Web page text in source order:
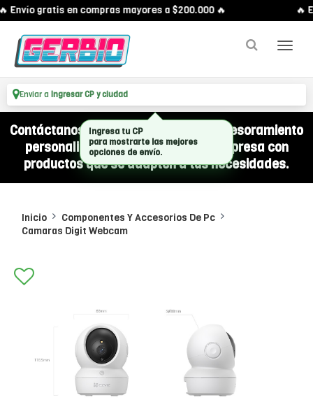
Envío gratis en compras mayores a $200.000 🔥 🔥
Enviar a Ingresar CP y ciudad
Contáctanos por WhatsApp y recibí asesoramiento
personalizado para equipar a tu empresa con
productos que se adapten a tus necesidades.
Inicio
Componentes Y Accesorios De Pc
Camaras Digit Webcam
Ingresa tu CP
para mostrarte las mejores
opciones de envío.